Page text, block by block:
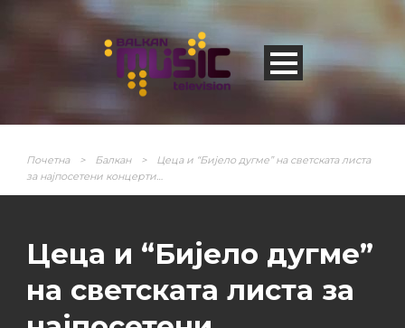
Почетна > Балкан >
Цеца и “Бијело дугме” на светската листа
за најпосетени концерти…
Цеца и “Бијело дугме”
на светската листа за